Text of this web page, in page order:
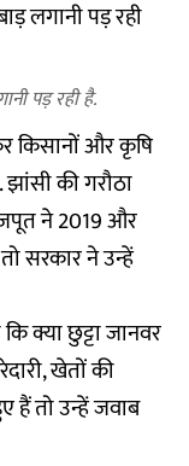
पड़ रही है.
किसानों और कृषि
झांसी की गरौठा
ने 2019 और
सरकार ने उन्हें
क्या छुट्टा जानवर
खेतों की
हैं तो उन्हें जवाब